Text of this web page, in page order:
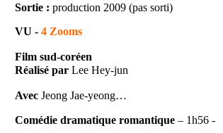
Sortie :production 2009 (pas sorti)
VU -4 Zooms
Film sud-coréen
Réalisé par Lee Hey-jun
Avec JeongJae-yeong…
Comédie dramatique romantique – 1h56 -